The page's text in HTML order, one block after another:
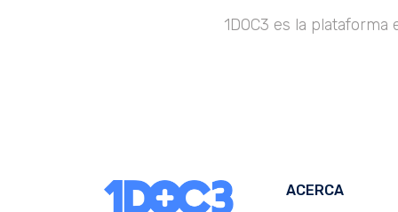
1DOC3 es la
ACERCA